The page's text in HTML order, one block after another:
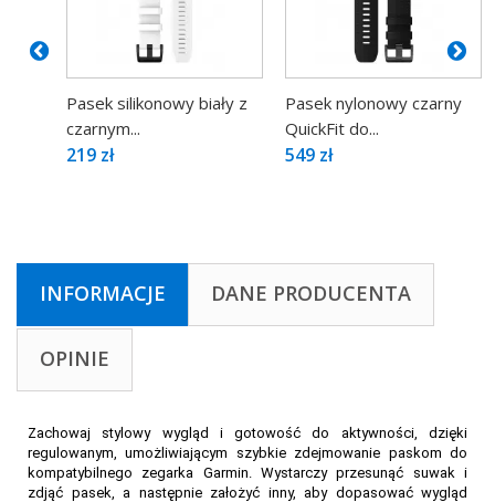
Pasek silikonowy biały z
czarnym...
219 zł
Pasek nylonowy czarny
QuickFit do...
549 zł
INFORMACJE DANE PRODUCENTA
OPINIE
Zachowaj stylowy wygląd i gotowość do aktywności, dzięki
regulowanym, umożliwiającym szybkie zdejmowanie paskom do
kompatybilnego zegarka Garmin. Wystarczy przesunąć suwak i
zdjąć pasek, a następnie założyć inny, aby dopasować wygląd